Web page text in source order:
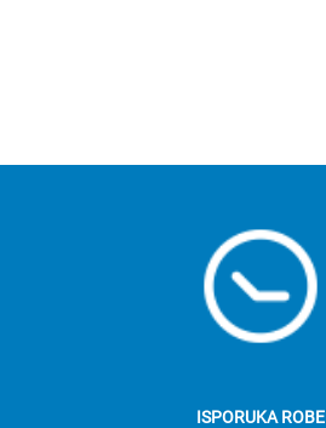
ISPORUKA ROBE